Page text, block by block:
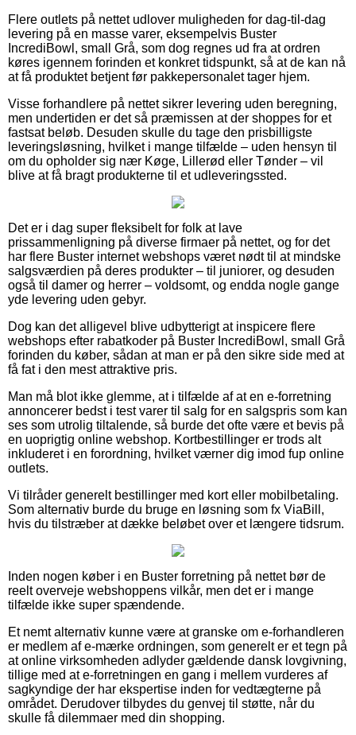
Flere outlets på nettet udlover muligheden for dag-til-dag
levering på en masse varer, eksempelvis Buster
IncrediBowl, small Grå, som dog regnes ud fra at ordren
køres igennem forinden et konkret tidspunkt, så at de kan nå
at få produktet betjent før pakkepersonalet tager hjem.
Visse forhandlere på nettet sikrer levering uden beregning,
men undertiden er det så præmissen at der shoppes for et
fastsat beløb. Desuden skulle du tage den prisbilligste
leveringsløsning, hvilket i mange tilfælde – uden hensyn til
om du opholder sig nær Køge, Lillerød eller Tønder – vil
blive at få bragt produkterne til et udleveringssted.
Det er i dag super fleksibelt for folk at lave
prissammenligning på diverse firmaer på nettet, og for det
har flere Buster internet webshops været nødt til at mindske
salgsværdien på deres produkter – til juniorer, og desuden
også til damer og herrer – voldsomt, og endda nogle gange
yde levering uden gebyr.
Dog kan det alligevel blive udbytterigt at inspicere flere
webshops efter rabatkoder på Buster IncrediBowl, small Grå
forinden du køber, sådan at man er på den sikre side med at
få fat i den mest attraktive pris.
Man må blot ikke glemme, at i tilfælde af at en e-forretning
annoncerer bedst i test varer til salg for en salgspris som kan
ses som utrolig tiltalende, så burde det ofte være et bevis på
en uoprigtig online webshop. Kortbestillinger er trods alt
inkluderet i en forordning, hvilket værner dig imod fup online
outlets.
Vi tilråder generelt bestillinger med kort eller mobilbetaling.
Som alternativ burde du bruge en løsning som fx ViaBill,
hvis du tilstræber at dække beløbet over et længere tidsrum.
Inden nogen køber i en Buster forretning på nettet bør de
reelt overveje webshoppens vilkår, men det er i mange
tilfælde ikke super spændende.
Et nemt alternativ kunne være at granske om e-forhandleren
er medlem af e-mærke ordningen, som generelt er et tegn på
at online virksomheden adlyder gældende dansk lovgivning,
tillige med at e-forretningen en gang i mellem vurderes af
sagkyndige der har ekspertise inden for vedtægterne på
området. Derudover tilbydes du genvej til støtte, når du
skulle få dilemmaer med din shopping.